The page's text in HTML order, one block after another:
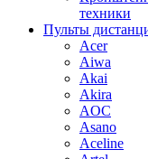
техники
Пульты
Acer
Aiwa
Akai
Akira
AOC
Asano
Aceline